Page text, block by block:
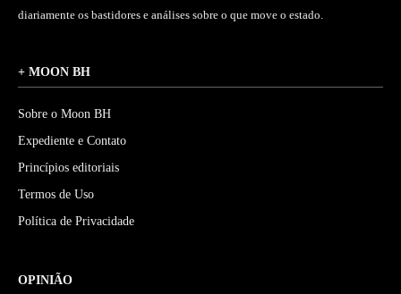
diariamente os bastidores e análises sobre o que move o estado.
+ MOON BH
Sobre o Moon BH
Expediente e Contato
Princípios editoriais
Termos de Uso
Política de Privacidade
OPINIÃO